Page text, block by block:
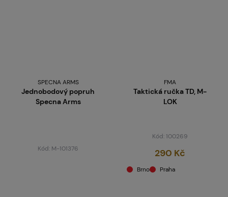
SPECNA ARMS
Jednobodový popruh
Specna Arms
Kód: M-101376
FMA
Taktická ručka TD, M-
LOK
Kód: 100269
290 Kč
Brno Praha